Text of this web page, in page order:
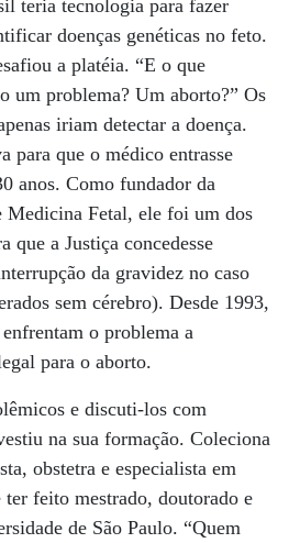
teria tecnologia para fazer
doenças genéticas no feto.
a platéia. “E o que
um problema? Um aborto?” Os
iriam detectar a doença.
para que o médico entrasse
anos. Como fundador da
Medicina Fetal, ele foi um dos
que a Justiça concedesse
da gravidez no caso
sem cérebro). Desde 1993,
o problema a
para o aborto.
e discuti-los com
na sua formação. Coleciona
obstetra e especialista em
feito mestrado, doutorado e
de São Paulo. “Quem